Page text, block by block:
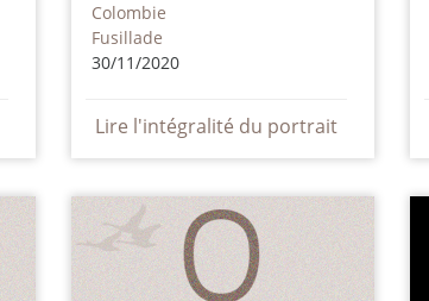
Colombie
Fusillade
30/11/2020
Lire l'intégralité du portrait